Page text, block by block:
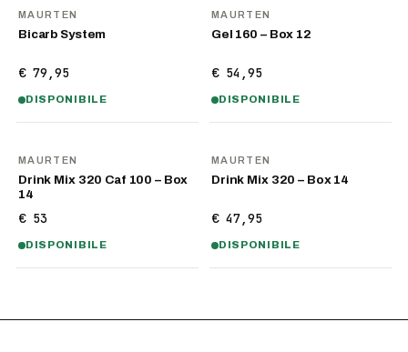
MAURTEN
Bicarb System
€ 79,95
DISPONIBILE
MAURTEN
Gel 160 – Box 12
€ 54,95
DISPONIBILE
MAURTEN
Drink Mix 320 Caf 100 – Box
14
€ 53
DISPONIBILE
MAURTEN
Drink Mix 320 – Box 14
€ 47,95
DISPONIBILE